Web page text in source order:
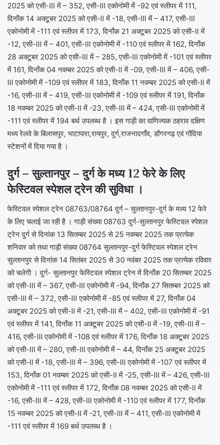
2025 को एसी-III में – 352, एसी-III एकोनोमी में -92 एवं स्लीपर में 111,
दिनाँक 14 अक्टूबर 2025 को एसी-II में -18, एसी-III में – 417, एसी-III
एकोनोमी में -111 एवं स्लीपर में 173, दिनाँक 21 अक्टूबर 2025 को एसी-II में
-12, एसी-III में – 401, एसी-III एकोनोमी में -110 एवं स्लीपर में 162, दिनाँक
28 अक्टूबर 2025 को एसी-III में – 285, एसी-III एकोनोमी में -101 एवं स्लीपर
में 161, दिनाँक 04 नवम्बर 2025 को एसी-II में -09, एसी-III में – 406, एसी-
III एकोनोमी में -109 एवं स्लीपर में 183, दिनाँक 11 नवम्बर 2025 को एसी-II में
-16, एसी-III में – 419, एसी-III एकोनोमी में -109 एवं स्लीपर में 191, दिनाँक
18 नवम्बर 2025 को एसी-II में -23, एसी-III में – 424, एसी-III एकोनोमी में
-111 एवं स्लीपर में 194 बर्थ उपलब्ध है । इस गाड़ी का वाणिज्यक ठहराव दक्षिण
मध्य रेलवे के बिलासपुर, भाटापारा,रायपुर, दुर्ग,राजनादगाँव, डोंगरगढ़ एवं गोंदिया
स्टेशनों में दिया गया है ।
दुर्ग – सुल्तानपुर – दुर्ग के मध्य 12 फेरे के लिए
फेस्टिवल स्पेशल ट्रेन की सुविधा ।
फेस्टिवल स्पेशल ट्रेन 08763/08764 दुर्ग – सुल्तानपुर-दुर्ग के मध्य 12 फेरे
के लिए चलाई जा रही है । गाड़ी संख्या 08763 दुर्ग-सुल्तानपुर फेस्टिवल स्पेशल
ट्रेन दुर्ग से दिनांक 13 सितम्बर 2025 से 25 नवम्बर 2025 तक प्रत्येक
शनिवार को तथा गाड़ी संख्या 08764 सुल्तानपुर-दुर्ग फेस्टिवल स्पेशल ट्रेन
सुल्तानपुर से दिनांक 14 सितंबर 2025 से 30 नवंबर 2025 तक प्रत्येक रविवार
को चलेगी । दुर्ग- सुल्तानपुर फेस्टिवल स्पेशल ट्रेन में दिनाँक 20 सितम्बर 2025
को एसी-III में – 367, एसी-III एकोनोमी में -94, दिनाँक 27 सितम्बर 2025 को
एसी-III में – 372, एसी-III एकोनोमी में -85 एवं स्लीपर में 27, दिनाँक 04
अक्टूबर 2025 को एसी-II में -21, एसी-III में – 402, एसी-III एकोनोमी में -91
एवं स्लीपर में 141, दिनाँक 11 अक्टूबर 2025 को एसी-II में -19, एसी-III में –
416, एसी-III एकोनोमी में -108 एवं स्लीपर में 176, दिनाँक 18 अक्टूबर 2025
को एसी-III में – 280, एसी-III एकोनोमी में – 44, दिनाँक 25 अक्टूबर 2025
को एसी-II में -18, एसी-III में – 396, एसी-III एकोनोमी में -107 एवं स्लीपर में
153, दिनाँक 01 नवम्बर 2025 को एसी-II में -25, एसी-III में – 426, एसी-III
एकोनोमी में -111 एवं स्लीपर में 172, दिनाँक 08 नवम्बर 2025 को एसी-II में
-16, एसी-III में – 428, एसी-III एकोनोमी में -110 एवं स्लीपर में 177, दिनाँक
15 नवम्बर 2025 को एसी-II में -21, एसी-III में – 411, एसी-III एकोनोमी में
-111 एवं स्लीपर में 169 बर्थ उपलब्ध है ।